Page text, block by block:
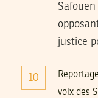
justice
10
voix des